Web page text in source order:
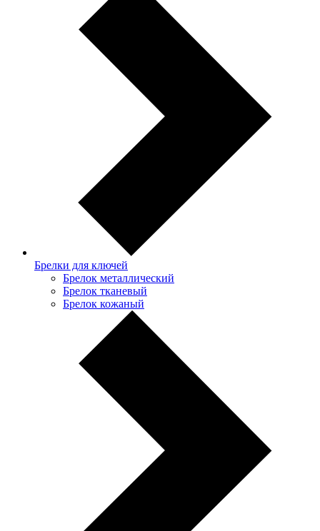
Брелки для ключей
Брелок металлический
Брелок тканевый
Брелок кожаный